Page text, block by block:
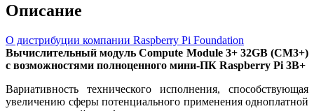
Описание
О дистрибуции компании Raspberry Pi Foundation
Вычислительный модуль Compute Module 3+ 32GB (CM3+)
с возможностями полноценного мини-ПК Raspberry Pi 3B+
Вариативность технического исполнения, способствующая
увеличению сферы потенциального применения одноплатной